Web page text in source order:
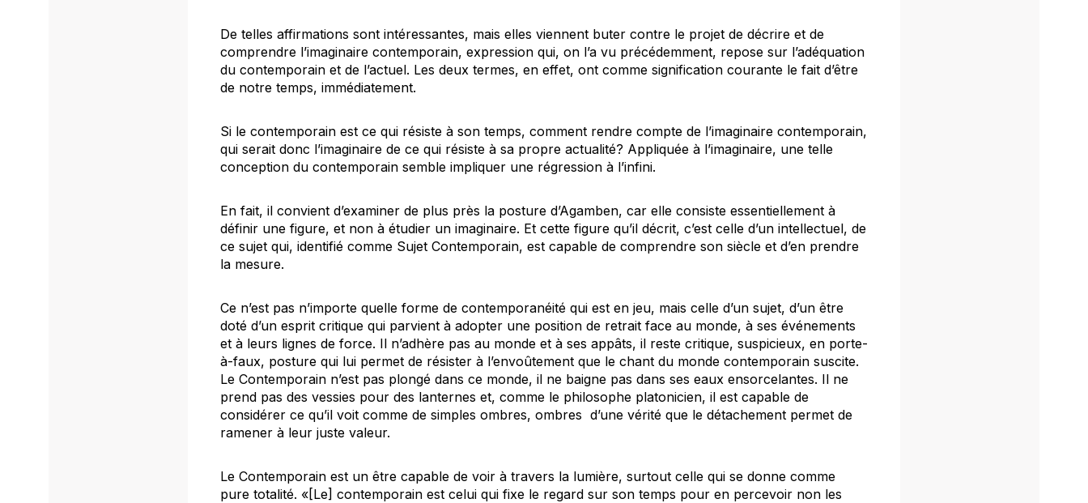
De telles affirmations sont intéressantes, mais elles viennent buter contre le projet de décrire et de
comprendre l’imaginaire contemporain, expression qui, on l’a vu précédemment, repose sur l’adéquation
du contemporain et de l’actuel. Les deux termes, en effet, ont comme signification courante le fait d’être
de notre temps, immédiatement.
Si le contemporain est ce qui résiste à son temps, comment rendre compte de l’imaginaire contemporain,
qui serait donc l’imaginaire de ce qui résiste à sa propre actualité? Appliquée à l’imaginaire, une telle
conception du contemporain semble impliquer une régression à l’infini.
En fait, il convient d’examiner de plus près la posture d’Agamben, car elle consiste essentiellement à
définir une figure, et non à étudier un imaginaire. Et cette figure qu’il décrit, c’est celle d’un intellectuel, de
ce sujet qui, identifié comme Sujet Contemporain, est capable de comprendre son siècle et d’en prendre
la mesure.
Ce n’est pas n’importe quelle forme de contemporanéité qui est en jeu, mais celle d’un sujet, d’un être
doté d’un esprit critique qui parvient à adopter une position de retrait face au monde, à ses événements
et à leurs lignes de force. Il n’adhère pas au monde et à ses appâts, il reste critique, suspicieux, en porte-
à-faux, posture qui lui permet de résister à l’envoûtement que le chant du monde contemporain suscite.
Le Contemporain n’est pas plongé dans ce monde, il ne baigne pas dans ses eaux ensorcelantes. Il ne
prend pas des vessies pour des lanternes et, comme le philosophe platonicien, il est capable de
considérer ce qu’il voit comme de simples ombres, ombres d’une vérité que le détachement permet de
ramener à leur juste valeur.
Le Contemporain est un être capable de voir à travers la lumière, surtout celle qui se donne comme
pure totalité. «[Le] contemporain est celui qui fixe le regard sur son temps pour en percevoir non les